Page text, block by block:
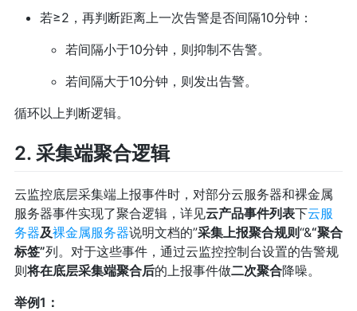
若≥2，再判断距离上一次告警是否间隔10分钟：
若间隔小于10分钟，则抑制不告警。
若间隔大于10分钟，则发出告警。
循环以上判断逻辑。
2. 采集端聚合逻辑
云监控底层采集端上报事件时，对部分云服务器和裸金属
服务器事件实现了聚合逻辑，详见云产品事件列表下云服
务器及裸金属服务器说明文档的”采集上报聚合规则“&“聚合
标签”列。对于这些事件，通过云监控控制台设置的告警规
则将在底层采集端聚合后的上报事件做二次聚合降噪。
举例1：